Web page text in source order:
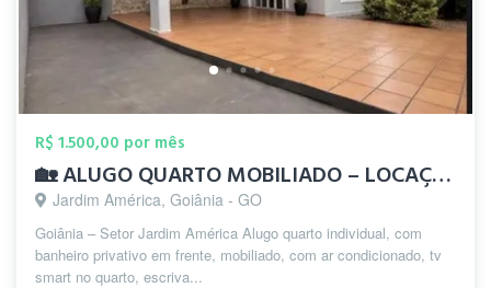
R$ 1.500,00 por mês
🏡 ALUGO QUARTO MOBILIADO – LOCAÇÃO MEN...
Jardim América, Goiânia - GO
Goiânia – Setor Jardim América Alugo quarto individual, com
banheiro privativo em frente, mobiliado, com ar condicionado, tv
smart no quarto, escriva...